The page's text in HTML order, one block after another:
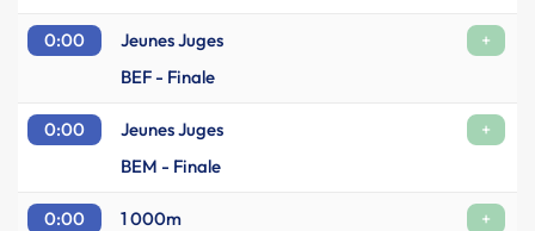
0:00 Jeunes Juges
+
BEF - Finale
0:00 Jeunes Juges
+
BEM - Finale
0:00 1 000m
+